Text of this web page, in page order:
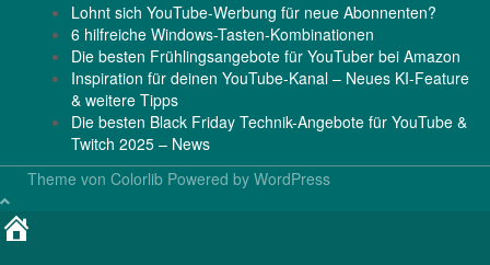
Lohnt sich YouTube-Werbung für neue Abonnenten?
6 hilfreiche Windows-Tasten-Kombinationen
Die besten Frühlingsangebote für YouTuber bei Amazon
Inspiration für deinen YouTube-Kanal – Neues KI-Feature
& weitere Tipps
Die besten Black Friday Technik-Angebote für YouTube &
Twitch 2025 – News
Theme von Colorlib Powered by WordPress